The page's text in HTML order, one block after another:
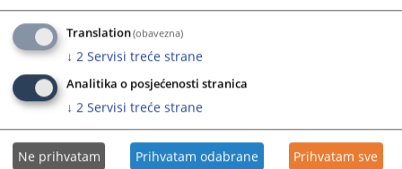
Translation(obavezna)
↓ 2 Servisi treće strane
Analitika o posjećenosti stranica
↓ 2 Servisi treće strane
Ne prihvatam Prihvatam odabrane Prihvatam sve